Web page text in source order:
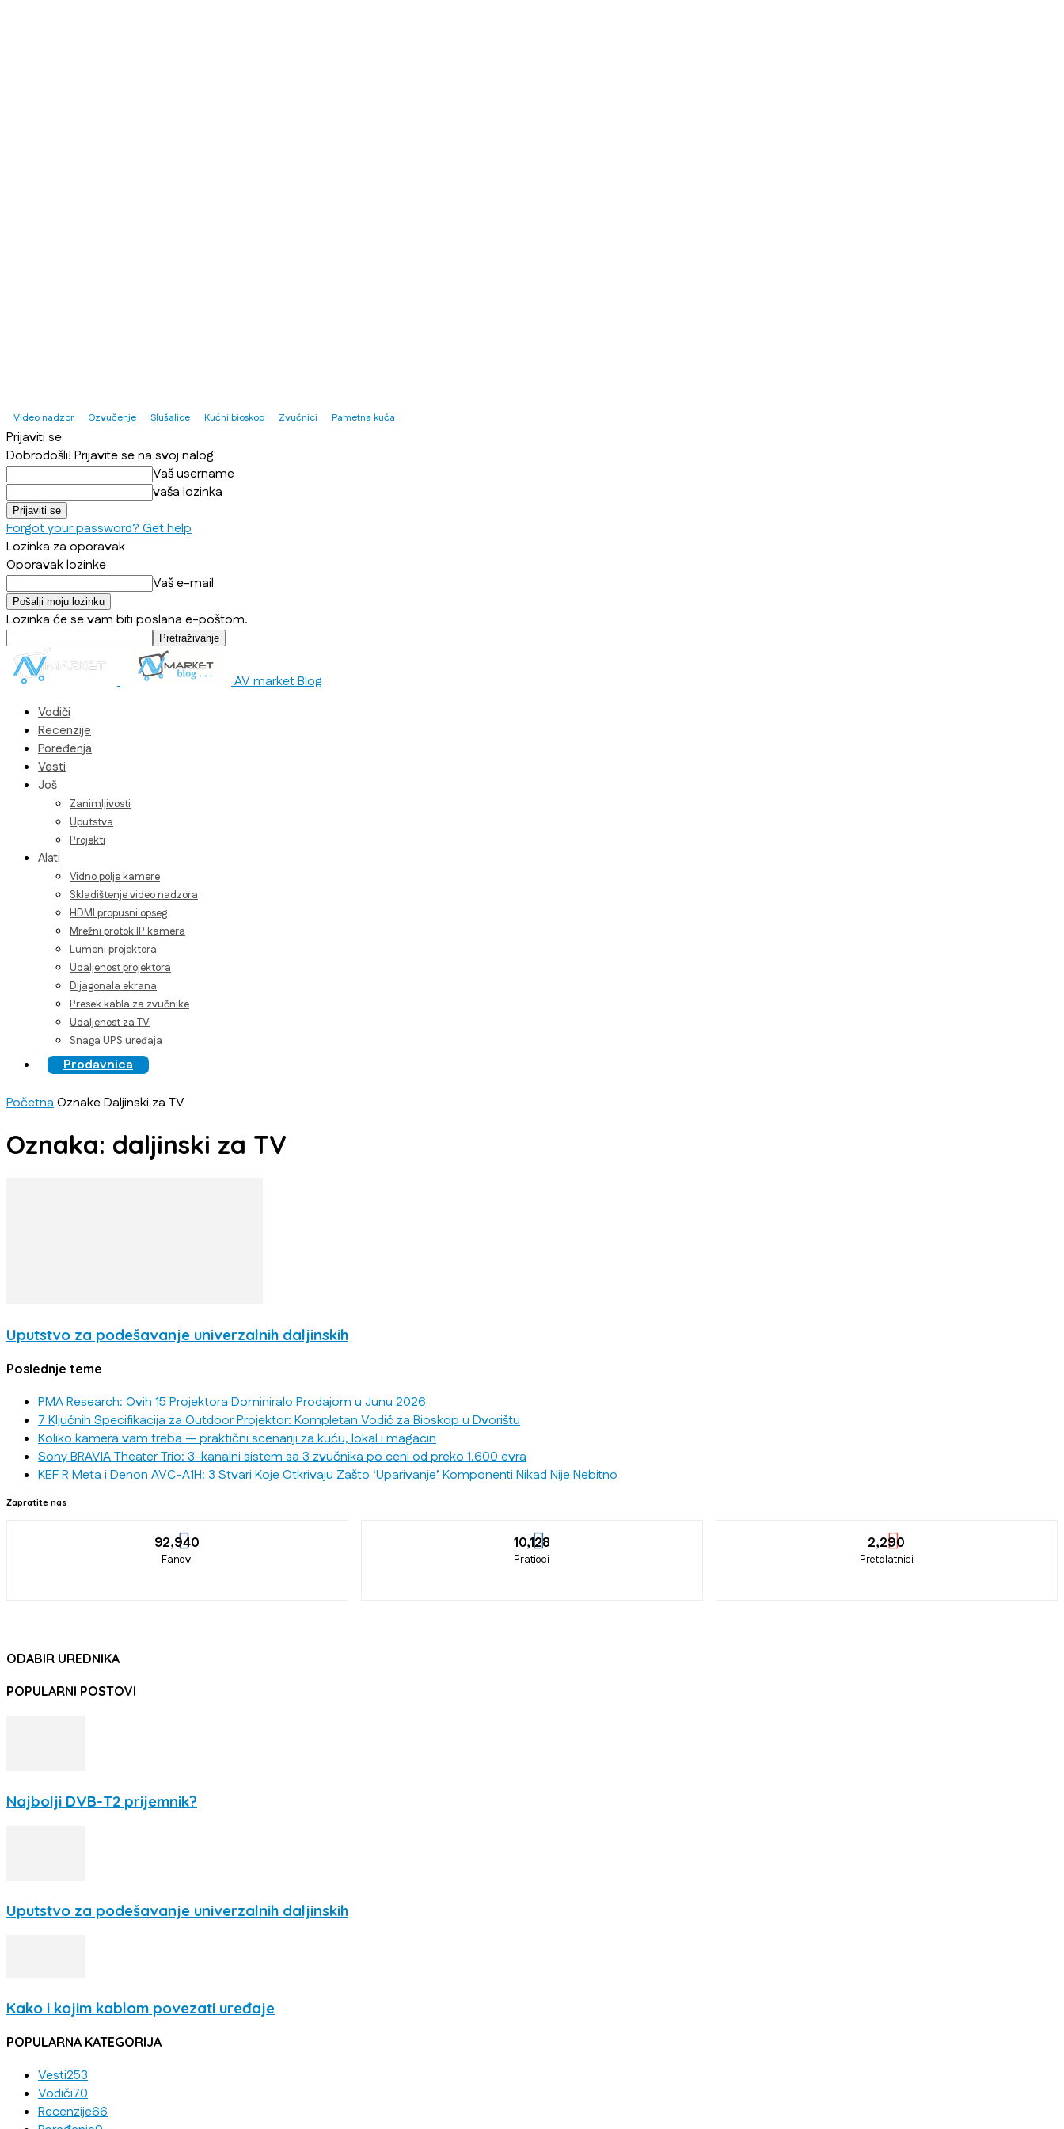
Video nadzor Ozvučenje Slušalice Kućni bioskop Zvučnici Pametna kuća
Prijaviti se
Dobrodošli! Prijavite se na svoj nalog
Vaš username
vaša lozinka
Forgot your password? Get help
Lozinka za oporavak
Oporavak lozinke
Vaš e-mail
Lozinka će se vam biti poslana e-poštom.
AV market Blog
Vodiči
Recenzije
Poređenja
Vesti
Još
Zanimljivosti
Uputstva
Projekti
Alati
Vidno polje kamere
Skladištenje video nadzora
HDMI propusni opseg
Mrežni protok IP kamera
Lumeni projektora
Udaljenost projektora
Dijagonala ekrana
Presek kabla za zvučnike
Udaljenost za TV
Snaga UPS uređaja
Prodavnica
PočetnaOznakeDaljinski za TV
Oznaka: daljinski za TV
Uputstvo za podešavanje univerzalnih daljinskih
Poslednje teme
PMA Research: Ovih 15 Projektora Dominiralo Prodajom u Junu 2026
7 Ključnih Specifikacija za Outdoor Projektor: Kompletan Vodič za Bioskop u Dvorištu
Koliko kamera vam treba — praktični scenariji za kuću, lokal i magacin
Sony BRAVIA Theater Trio: 3-kanalni sistem sa 3 zvučnika po ceni od preko 1.600 evra
KEF R Meta i Denon AVC-A1H: 3 Stvari Koje Otkrivaju Zašto ‘Uparivanje’ Komponenti Nikad Nije Nebitno
Zapratite nas
92,940
Fanovi
10,128
Pratioci
2,290
Pretplatnici
ODABIR UREDNIKA
POPULARNI POSTOVI
Najbolji DVB-T2 prijemnik?
Uputstvo za podešavanje univerzalnih daljinskih
Kako i kojim kablom povezati uređaje
POPULARNA KATEGORIJA
Vesti253
Vodiči70
Recenzije66